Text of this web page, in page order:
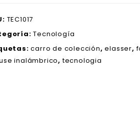
TEC1017
Tecnología
carro de colección,elasser,
inalámbrico,tecnologia